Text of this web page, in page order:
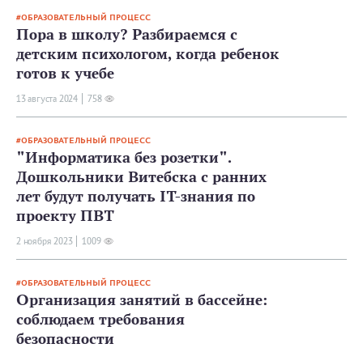
ОБРАЗОВАТЕЛЬНЫЙ ПРОЦЕСС
Пора в школу? Разбираемся с
детским психологом, когда ребенок
готов к учебе
13 августа 2024 758
ОБРАЗОВАТЕЛЬНЫЙ ПРОЦЕСС
"Информатика без розетки".
Дошкольники Витебска с ранних
лет будут получать IT-знания по
проекту ПВТ
2 ноября 2023 1009
ОБРАЗОВАТЕЛЬНЫЙ ПРОЦЕСС
Организация занятий в бассейне:
соблюдаем требования
безопасности